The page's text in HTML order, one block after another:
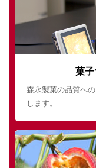
菓
森永製菓の品質へ
します。